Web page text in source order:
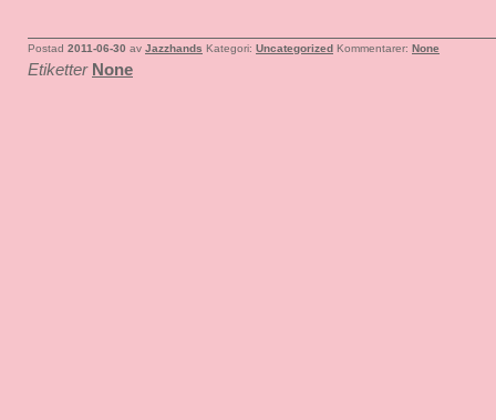
Postad 2011-06-30 av Jazzhands Kategori: Uncategorized Kommentarer: None
Etiketter None